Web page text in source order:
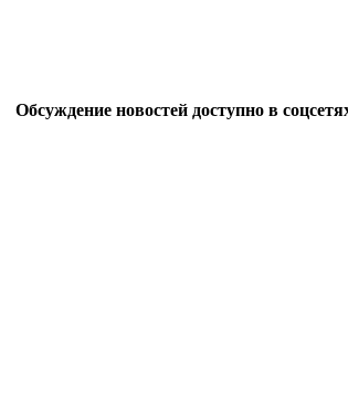
Обсуждение новостей доступно в